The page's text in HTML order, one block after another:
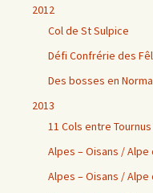
2012
Col de St Sulpice
Défi Confrérie des
Des bosses en
2013
11 Cols entre
Alpes – Oisans / Alpe
Alpes – Oisans / Alpe